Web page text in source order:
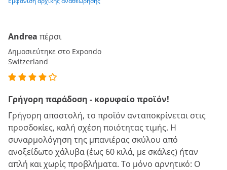
Andrea πέρσι
Δημοσιεύτηκε στο Expondo
Switzerland
Γρήγορη παράδοση - κορυφαίο προϊόν!
Γρήγορη αποστολή, το προϊόν ανταποκρίνεται στις
προσδοκίες, καλή σχέση ποιότητας τιμής. Η
συναρμολόγηση της μπανιέρας σκύλου από
ανοξείδωτο χάλυβα (έως 60 κιλά, με σκάλες) ήταν
απλή και χωρίς προβλήματα. Το μόνο αρνητικό: Ο